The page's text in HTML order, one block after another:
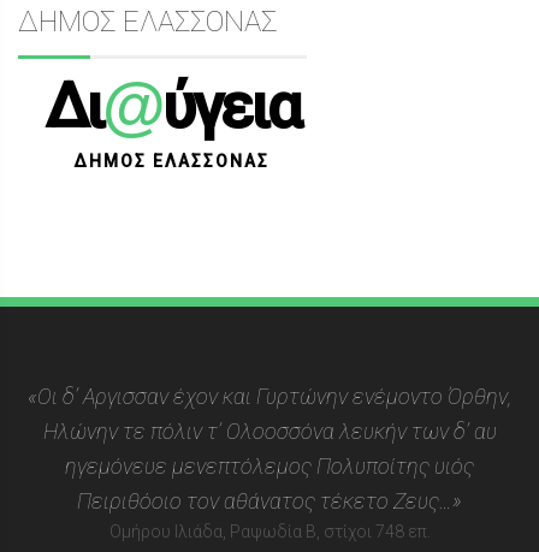
ΔΗΜΟΣ ΕΛΑΣΣΟΝΑΣ
Δι@ύγεια
ΔΗΜΟΣ ΕΛΑΣΣΟΝΑΣ
«Οι δ’ Αργισσαν έχον και Γυρτώνην ενέμοντο Όρθην,
Ηλώνην τε πόλιν τ’ Ολοοσσόνα λευκήν των δ’ αυ
ηγεμόνευε μενεπτόλεμος Πολυποίτης υιός
Πειριθόοιο τον αθάνατος τέκετο Ζευς…»
Ομήρου Ιλιάδα, Ραψωδία Β, στίχοι 748 επ.